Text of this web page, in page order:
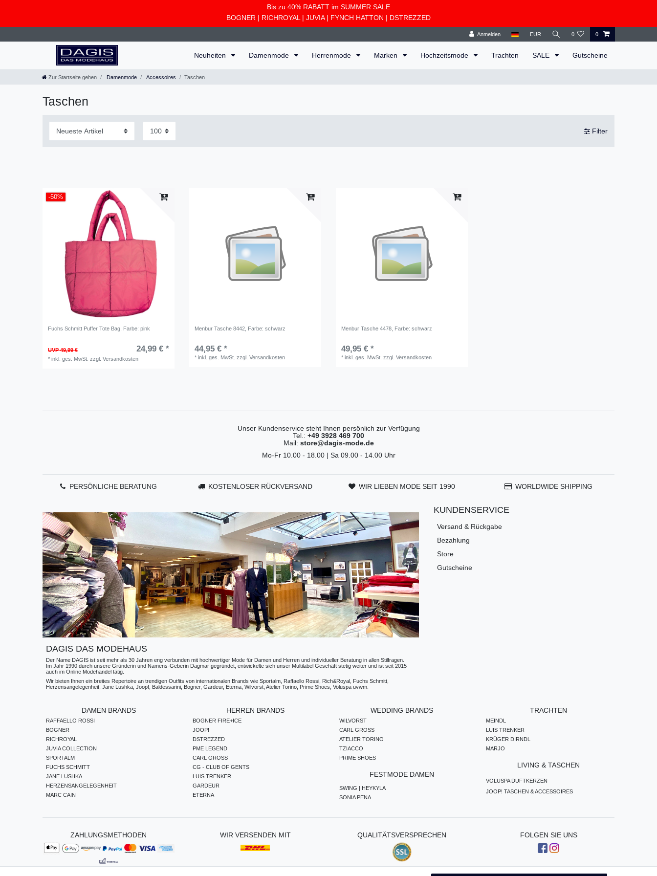
Bis zu 40% RABATT im SUMMER SALE
BOGNER | RICHROYAL | JUVIA| FYNCH HATTON | DSTREZZED
Anmelden EUR 0 0
Neuheiten Damenmode Herrenmode Marken Hochzeitsmode Trachten SALE Gutscheine
Zur Startseite gehen Damenmode Accessoires Taschen
Taschen
Filter
-50%
Fuchs Schmitt Puffer Tote Bag, Farbe: pink
UVP 49,99 € 24,99 € *
*inkl. ges. MwSt. zzgl.Versandkosten
Menbur Tasche 8442, Farbe: schwarz
44,95 € *
*inkl. ges. MwSt. zzgl.Versandkosten
Menbur Tasche 4478, Farbe: schwarz
49,95 € *
*inkl. ges. MwSt. zzgl.Versandkosten
Unser Kundenservice steht Ihnen persönlich zur Verfügung
Tel.: +49 3928 469 700
Mail: store@dagis-mode.de
Mo-Fr 10.00 - 18.00 | Sa 09.00 - 14.00 Uhr
PERSÖNLICHE BERATUNG KOSTENLOSER RÜCKVERSAND WIR LIEBEN MODE SEIT 1990 WORLDWIDE SHIPPING
DAGIS DAS MODEHAUS
Der Name DAGIS ist seit mehr als 30 Jahren eng verbunden mit hochwertiger Mode für Damen und Herren und individueller Beratung in allen Stilfragen.
Im Jahr 1990 durch unsere Gründerin und Namens-Geberin Dagmar gegründet, entwickelte sich unser Multilabel Geschäft stetig weiter und ist seit 2015
auch im Online Modehandel tätig.
Wir bieten Ihnen ein breites Repertoire an trendigen Outfits von internationalen Brands wie Sportalm, Raffaello Rossi, Rich&Royal, Fuchs Schmitt,
Herzensangelegenheit, Jane Lushka, Joop!, Baldessarini, Bogner, Gardeur, Eterna, Wilvorst, Atelier Torino, Prime Shoes, Voluspa uvwm.
KUNDENSERVICE
Versand & Rückgabe
Bezahlung
Store
Gutscheine
DAMEN BRANDS
RAFFAELLO ROSSI
BOGNER
RICHROYAL
JUVIA COLLECTION
SPORTALM
FUCHS SCHMITT
JANE LUSHKA
HERZENSANGELEGENHEIT
MARC CAIN
HERREN BRANDS
BOGNER FIRE+ICE
JOOP!
DSTREZZED
PME LEGEND
CARL GROSS
CG - CLUB OF GENTS
LUIS TRENKER
GARDEUR
ETERNA
WEDDING BRANDS
WILVORST
CARL GROSS
ATELIER TORINO
TZIACCO
PRIME SHOES
FESTMODE DAMEN
SWING | HEYKYLA
SONIA PENA
TRACHTEN
MEINDL
LUIS TRENKER
KRÜGER DIRNDL
MARJO
LIVING & TASCHEN
VOLUSPA DUFTKERZEN
JOOP! TASCHEN & ACCESSOIRES
ZAHLUNGSMETHODEN WIR VERSENDEN MIT QUALITÄTSVERSPRECHEN FOLGEN SIE UNS